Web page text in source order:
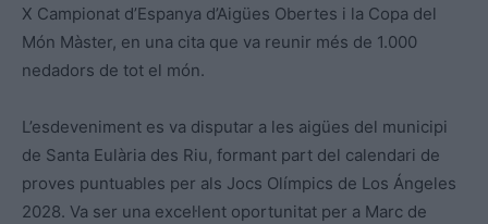
X Campionat d’Espanya d’Aigües Obertes i la Copa del
Món Màster, en una cita que va reunir més de 1.000
nedadors de tot el món.
L’esdeveniment es va disputar a les aigües del municipi
de Santa Eulària des Riu, formant part del calendari de
proves puntuables per als Jocs Olímpics de Los Ángeles
2028. Va ser una excel·lent oportunitat per a Marc de